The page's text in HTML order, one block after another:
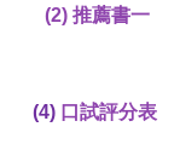
(2) 推薦書一
(4) 口試評分表